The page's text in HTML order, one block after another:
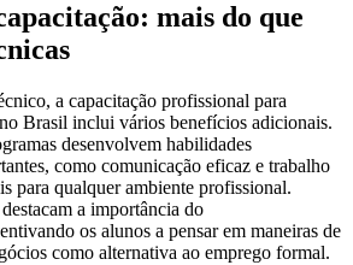
mais do que
a capacitação profissional para
Brasil inclui vários benefícios adicionais.
desenvolvem habilidades
como comunicação eficaz e trabalho
para qualquer ambiente profissional.
a importância do
os alunos a pensar em maneiras de
como alternativa ao emprego formal.